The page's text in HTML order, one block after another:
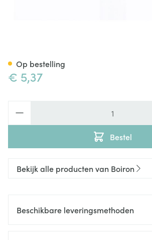
€ 5,37
Bestel
Op bestelling
Bekijk alle producten van Boiron
Beschikbare leveringsmethoden